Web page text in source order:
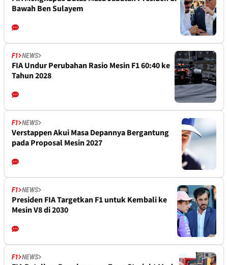
Bawah Ben Sulayem
F1 NEWS
FIA Undur Perubahan Rasio Mesin F1 60:40 ke
Tahun 2028
F1 NEWS
Verstappen Akui Masa Depannya Bergantung
pada Proposal Mesin 2027
F1 NEWS
Presiden FIA Targetkan F1 untuk Kembali ke
Mesin V8 di 2030
F1 NEWS